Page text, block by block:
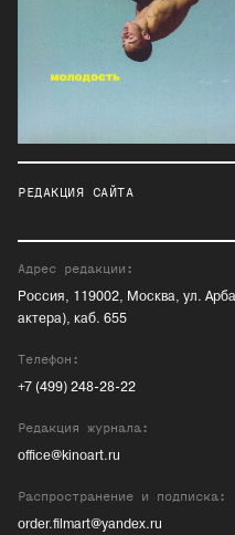
РЕДАКЦИЯ САЙТА
Адрес редакции:
Россия, 119002, Москва, ул.
актера), каб. 655
Телефон:
+7 (499) 248-28-22
Редакция журнала:
office@kinoart.ru
Распространение и подписка:
order.filmart@yandex.ru